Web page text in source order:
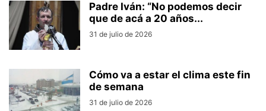
Padre Iván: “No podemos decir
que de acá a 20 años...
31 de julio de 2026
Cómo va a estar el clima este fin
de semana
31 de julio de 2026